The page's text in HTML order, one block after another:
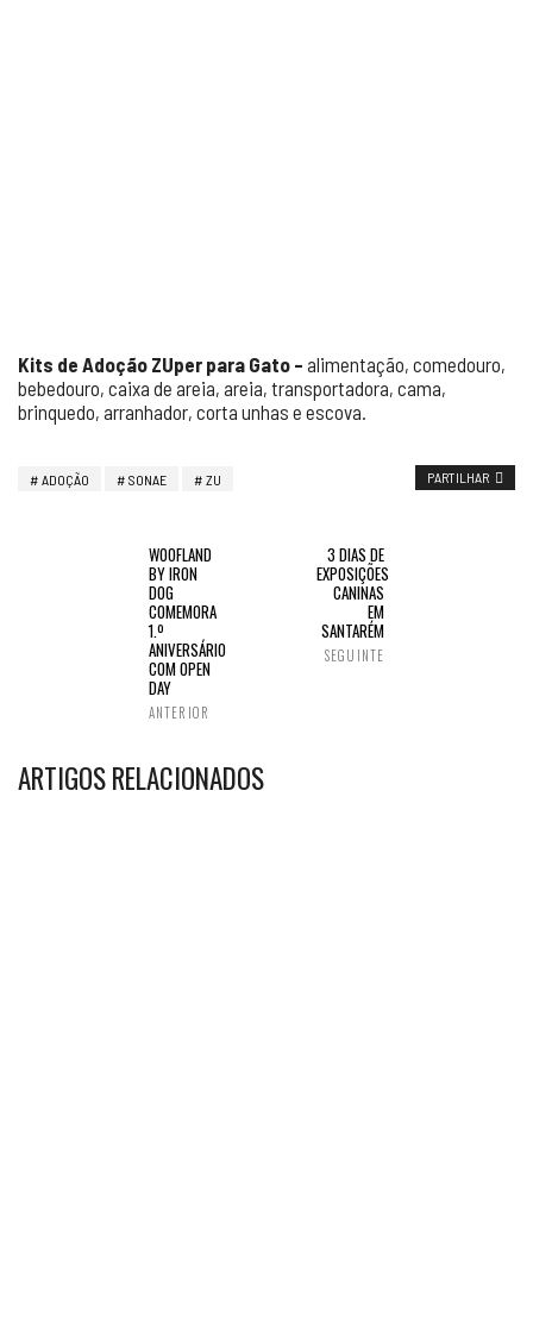
Kits de Adoção ZUper para Gato – alimentação, comedouro,
bebedouro, caixa de areia, areia, transportadora, cama,
brinquedo, arranhador, corta unhas e escova.
ADOÇÃO SONAE ZU PARTILHAR
WOOFLAND
BY IRON
DOG
COMEMORA
1.º
ANIVERSÁRIO
COM OPEN
DAY
ANTERIOR
3 DIAS DE
EXPOSIÇÕES
CANINAS
EM
SANTARÉM
SEGUINTE
ARTIGOS RELACIONADOS